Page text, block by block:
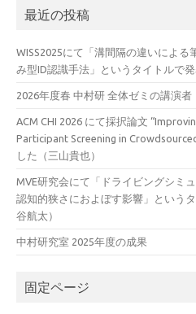
最近の投稿
WISS2025にて「溝間隔の違いによ
み型ID認識手法」というタイトルで
2026年度春 中村研 全体ゼミの講演者
ACM CHI 2026 にて採択論文
Participant Screening in
した（三山貴也）
MVE研究会にて「ドライビングシミ
認知的狭さにおよぼす影響」という
谷航太）
中村研究室 2025年度の成果
固定ページ